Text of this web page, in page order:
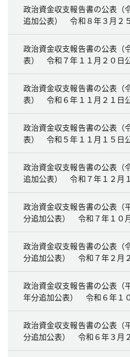
政治資金収支報告書の公表（
追加公表） 令和８年３月２
政治資金収支報告書の公表（
表） 令和７年１１月２０日
政治資金収支報告書の公表（
表） 令和６年１１月２１日
政治資金収支報告書の公表（
表） 令和５年１１月１５日
政治資金収支報告書の公表（
追加公表） 令和７年１２月
政治資金収支報告書の公表（
分追加公表） 令和７年１０
政治資金収支報告書の公表（
分追加公表） 令和７年２月
政治資金収支報告書の公表（
年分追加公表） 令和６年１
政治資金収支報告書の公表（
分追加公表） 令和６年３月